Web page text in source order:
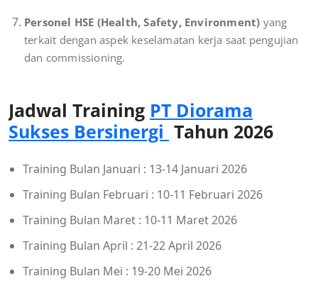
Personel HSE (Health, Safety, Environment) yang
terkait dengan aspek keselamatan kerja saat pengujian
dan commissioning.
Jadwal Training PT Diorama
Sukses Bersinergi Tahun 2026
Training Bulan Januari : 13-14 Januari 2026
Training Bulan Februari : 10-11 Februari 2026
Training Bulan Maret : 10-11 Maret 2026
Training Bulan April : 21-22 April 2026
Training Bulan Mei : 19-20 Mei 2026